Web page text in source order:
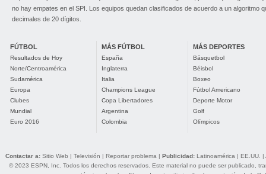
no hay empates en el SPI. Los equipos quedan clasificados de acuerdo a un algoritmo
decimales de 20 dígitos.
FÚTBOL
Resultados de Hoy
Norte/Centroamérica
Sudamérica
Europa
Clubes
Mundial
Euro 2016
MÁS FÚTBOL
España
Inglaterra
Italia
Champions League
Copa Libertadores
Argentina
Colombia
MÁS DEPORTES
Básquetbol
Béisbol
Boxeo
Fútbol Americano
Deporte Motor
Golf
Olímpicos
Contactar a: Sitio Web | Televisión | Reportar problema | Publicidad: Latinoamérica | EE.UU. |
© 2023 ESPN, Inc. Todos los derechos reservados. Este material no puede ser publicado,